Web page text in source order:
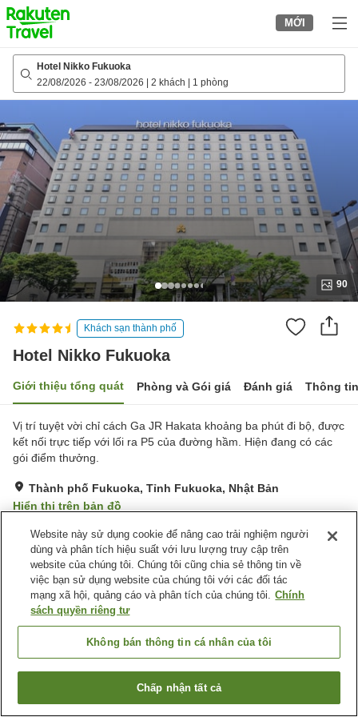
to
top
page
MỚI
Hotel Nikko Fukuoka
22/08/2026 - 23/08/2026 2 khách 1 phòng
90
Khách sạn thành phố
Hotel Nikko Fukuoka
Giới thiệu tổng quát Phòng và Gói giá Đánh giá Thông
Vị trí tuyệt vời chỉ cách Ga JR Hakata khoảng ba phút đi bộ, được
kết nối trực tiếp với lối ra P5 của đường hầm. Hiện đang có các
gói điểm thưởng.
Thành phố Fukuoka, Tỉnh Fukuoka, Nhật Bản
Hiển thị trên bản đồ
Tuyệt vời Đánh giá:557lượt
Tiện nghi chỗ nghỉ
Bãi đỗ xe
Xông hơi
Spa / Salon
Trang chủ Nhật Bản Tỉnh Fukuoka
Thành phố Fukuoka
Hotel Nikko Fukuoka
Tìm phòng trống
Website này sử dụng cookie để nâng cao trải nghiệm người
dùng và phân tích hiệu suất với lưu lượng truy cập trên
website của chúng tôi. Chúng tôi cũng chia sẻ thông tin về
việc bạn sử dụng website của chúng tôi với các đối tác
mạng xã hội, quảng cáo và phân tích của chúng tôi. Chính
sách quyền riêng tư
Không bán thông tin cá nhân của tôi
Chấp nhận tất cả